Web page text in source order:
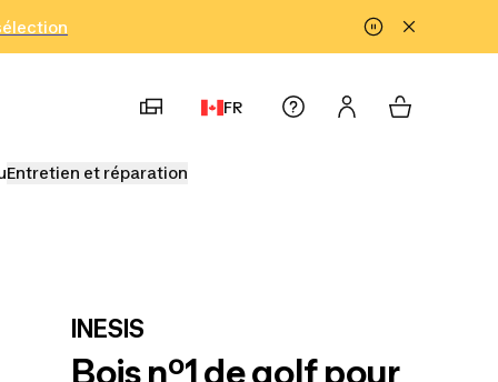
FR
Entretien et réparation
INESIS
Bois nº1 de golf pour